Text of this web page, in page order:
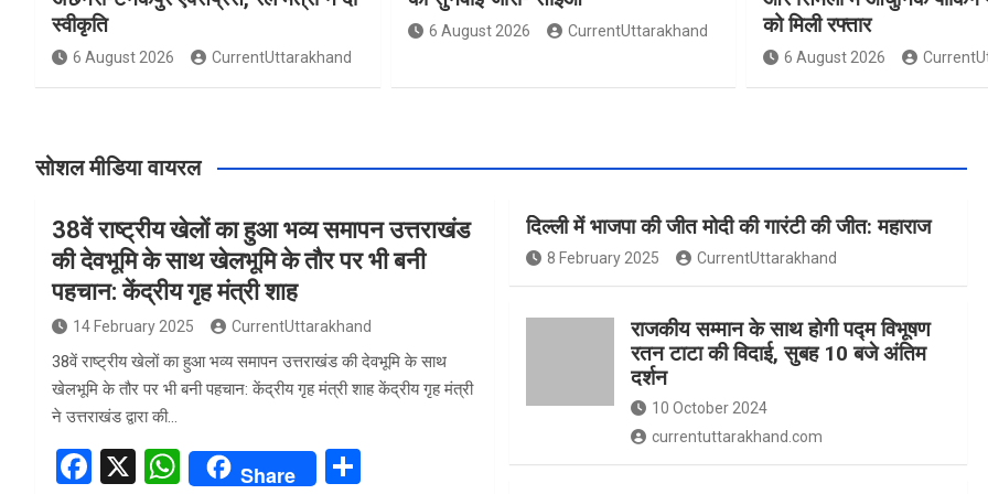
स्वीकृति
6 August 2026 CurrentUttarakhand
6 August 2026 CurrentUttarakhand
को मिली रफ्तार
6 August 2026
सोशल मीडिया वायरल
38वें राष्ट्रीय खेलों का हुआ भव्य समापन उत्तराखंड
की देवभूमि के साथ खेलभूमि के तौर पर भी बनी
पहचान: केंद्रीय गृह मंत्री शाह
14 February 2025 CurrentUttarakhand
38वें राष्ट्रीय खेलों का हुआ भव्य समापन उत्तराखंड की देवभूमि के साथ
खेलभूमि के तौर पर भी बनी पहचान: केंद्रीय गृह मंत्री शाह केंद्रीय गृह मंत्री
ने उत्तराखंड द्वारा की…
F
X
W
Share
दिल्ली में भाजपा की जीत मोदी की गारंटी की जीत: महाराज
8 February 2025 CurrentUttarakhand
राजकीय सम्मान के साथ होगी पद्म विभूषण
रतन टाटा की विदाई, सुबह 10 बजे अंतिम
दर्शन
10 October 2024
currentuttarakhand.com